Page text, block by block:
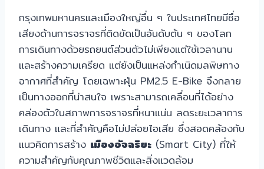
กรุงเทพมหานครและเมืองใหญ่อื่น ๆ ในประเทศไทยมีชื่อ
เสียงด้านการจราจรที่ติดขัดเป็นอันดับต้น ๆ ของโลก
การเดินทางด้วยรถยนต์ส่วนตัวไม่เพียงแต่ใช้เวลานาน
และสร้างความเครียด แต่ยังเป็นแหล่งกำเนิดมลพิษทาง
อากาศที่สำคัญ โดยเฉพาะฝุ่น PM2.5 E-Bike จึงกลาย
เป็นทางออกที่น่าสนใจ เพราะสามารถเคลื่อนที่ได้อย่าง
คล่องตัวในสภาพการจราจรที่หนาแน่น ลดระยะเวลาการ
เดินทาง และที่สำคัญคือไม่ปล่อยไอเสีย ซึ่งสอดคล้องกับ
แนวคิดการสร้าง เมืองอัจฉริยะ (Smart City) ที่ให้
ความสำคัญกับคุณภาพชีวิตและสิ่งแวดล้อม